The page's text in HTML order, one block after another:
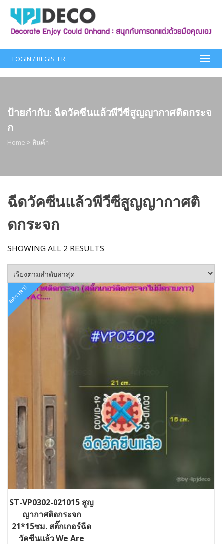
content
LOGIN / REGISTER
ป้ายกำกับ: ฉีดวัคซีนแล้วพีวีซีสูญญากาศติดกระจ
ก
Home > สินค้า
ฉีดวัคซีนแล้วพีวีซีสูญญากาศติ
ดกระจก
SHOWING ALL 2 RESULTS
ลดราคา!
ST-VP0302-021015 สูญ
ญากาศติดกระจก
21*15ซม. สติ๊กเกอร์ฉีด
วัคซีนแล้ว We Are